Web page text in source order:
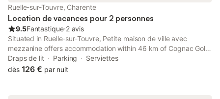
Ruelle-sur-Touvre, Charente
Location de vacances pour 2 personnes
9.5Fantastique⋅2 avis
Situated in Ruelle-sur-Touvre, Petite maison de ville avec
mezzanine offers accommodation within 46 km of Cognac Golf
Course. The property is non-smoking and is set 11 km from
Hirondelle Golf Course.
Draps de lit Parking
Serviettes
dès 126 € par nuit